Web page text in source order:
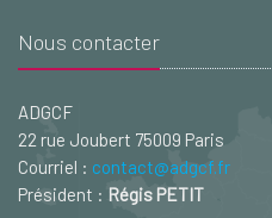
Nous contacter
ADGCF
22 rue Joubert 75009 Paris
Courriel : contact@adgcf.fr
Président : Régis PETIT